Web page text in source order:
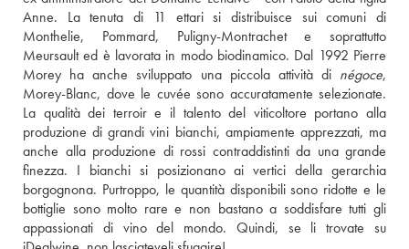
Anne. La tenuta di 11 ettari si distribuisce sui comuni di
Monthelie, Pommard, Puligny-Montrachet e soprattutto
Meursault ed è lavorata in modo biodinamico. Dal 1992 Pierre
Morey ha anche sviluppato una piccola attività di négoce,
Morey-Blanc, dove le cuvée sono accuratamente selezionate.
La qualità dei terroir e il talento del viticoltore portano alla
produzione di grandi vini bianchi, ampiamente apprezzati, ma
anche alla produzione di rossi contraddistinti da una grande
finezza. I bianchi si posizionano ai vertici della gerarchia
borgognona. Purtroppo, le quantità disponibili sono ridotte e le
bottiglie sono molto rare e non bastano a soddisfare tutti gli
appassionati di vino del mondo. Quindi, se li trovate su